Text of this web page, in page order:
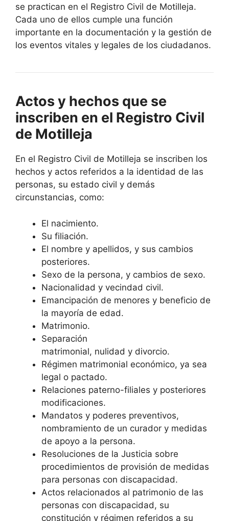
se practican en el Registro Civil de Motilleja.
Cada uno de ellos cumple una función
importante en la documentación y la gestión de
los eventos vitales y legales de los ciudadanos.
Actos y hechos que se
inscriben en el Registro Civil
de Motilleja
En el Registro Civil de Motilleja se inscriben los
hechos y actos referidos a la identidad de las
personas, su estado civil y demás
circunstancias, como:
El nacimiento.
Su filiación.
El nombre y apellidos, y sus cambios
posteriores.
Sexo de la persona, y cambios de sexo.
Nacionalidad y vecindad civil.
Emancipación de menores y beneficio de
la mayoría de edad.
Matrimonio.
Separación
matrimonial, nulidad y divorcio.
Régimen matrimonial económico, ya sea
legal o pactado.
Relaciones paterno-filiales y posteriores
modificaciones.
Mandatos y poderes preventivos,
nombramiento de un curador y medidas
de apoyo a la persona.
Resoluciones de la Justicia sobre
procedimientos de provisión de medidas
para personas con discapacidad.
Actos relacionados al patrimonio de las
personas con discapacidad, su
constitución y régimen referidos a su